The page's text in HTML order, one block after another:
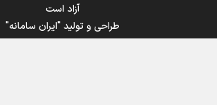
آزاد است
طراحی و تولید"ایران سامانه"